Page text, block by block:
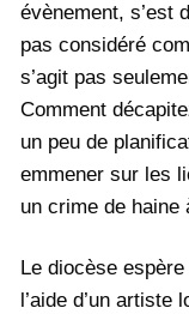
évènement, s’est
pas considéré
s’agit pas
Comment
un peu de
emmener sur les
un crime de
Le diocèse
l’aide d’un